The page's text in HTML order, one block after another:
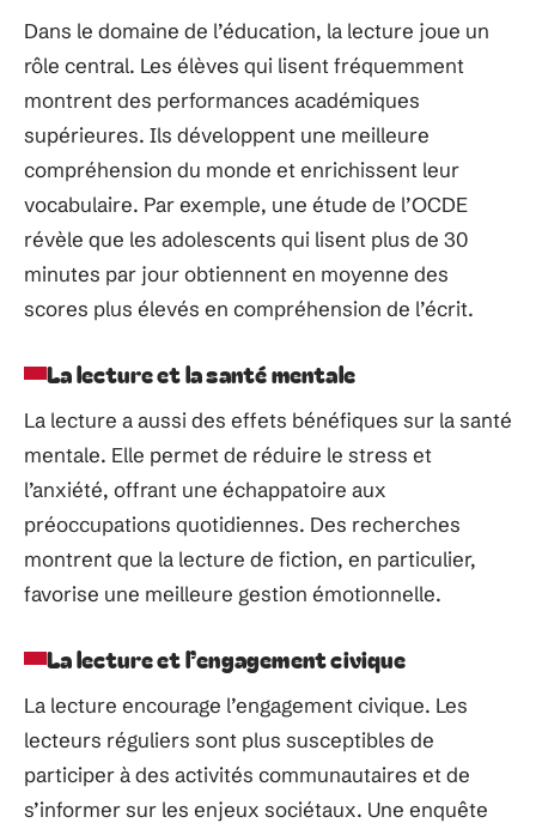
Dans le domaine de l’éducation, la lecture joue un
rôle central. Les élèves qui lisent fréquemment
montrent des performances académiques
supérieures. Ils développent une meilleure
compréhension du monde et enrichissent leur
vocabulaire. Par exemple, une étude de l’OCDE
révèle que les adolescents qui lisent plus de 30
minutes par jour obtiennent en moyenne des
scores plus élevés en compréhension de l’écrit.
La lecture et la santé mentale
La lecture a aussi des effets bénéfiques sur la santé
mentale. Elle permet de réduire le stress et
l’anxiété, offrant une échappatoire aux
préoccupations quotidiennes. Des recherches
montrent que la lecture de fiction, en particulier,
favorise une meilleure gestion émotionnelle.
La lecture et l’engagement civique
La lecture encourage l’engagement civique. Les
lecteurs réguliers sont plus susceptibles de
participer à des activités communautaires et de
s’informer sur les enjeux sociétaux. Une enquête